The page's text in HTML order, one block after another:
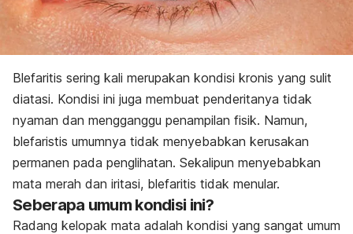
Blefaritis sering kali merupakan kondisi kronis yang sulit
diatasi. Kondisi ini juga membuat penderitanya tidak
nyaman dan mengganggu penampilan fisik. Namun,
blefaristis umumnya tidak menyebabkan kerusakan
permanen pada penglihatan. Sekalipun menyebabkan
mata merah dan iritasi, blefaritis tidak menular.
Seberapa umum kondisi ini?
Radang kelopak mata adalah kondisi yang sangat umum